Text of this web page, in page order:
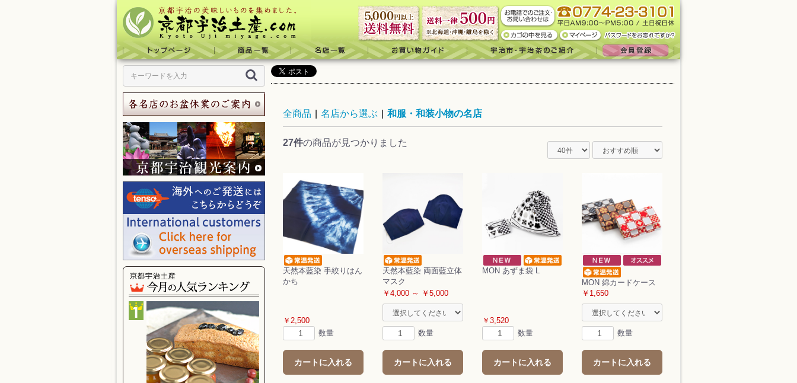
全商品 名店から選ぶ 和服・和装小物の名店
27件の商品が見つかりました
天然本藍染 手絞りはん
かち
￥2,500
数量
カートに入れる
天然本藍染 両面藍立体
マスク
￥4,000 ～ ￥5,000
数量
カートに入れる
MON あずま袋 L
￥3,520
数量
カートに入れる
MON 綿カードケース
￥1,650
数量
カートに入れる